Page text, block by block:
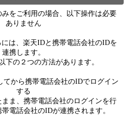
をご利用の場合、以下操作は必要
ありません
は、楽天IDと携帯電話会社のIDを
連携します。
下の２つの方法があります。
てから携帯電話会社のIDでログイン
する
ま、携帯電話会社のログインを行
電話会社のIDが連携されます。